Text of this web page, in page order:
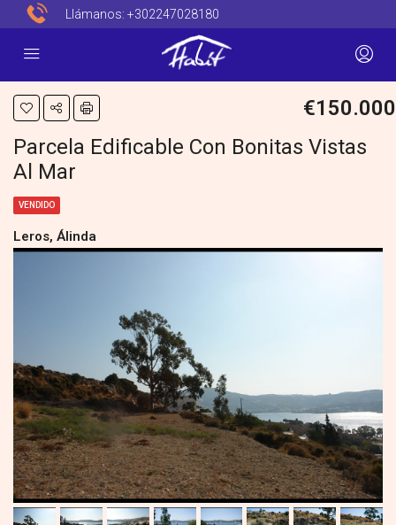
Llámanos: +302247028180
€150.000
Parcela Edificable Con Bonitas Vistas
Al Mar
VENDIDO
Leros, Álinda